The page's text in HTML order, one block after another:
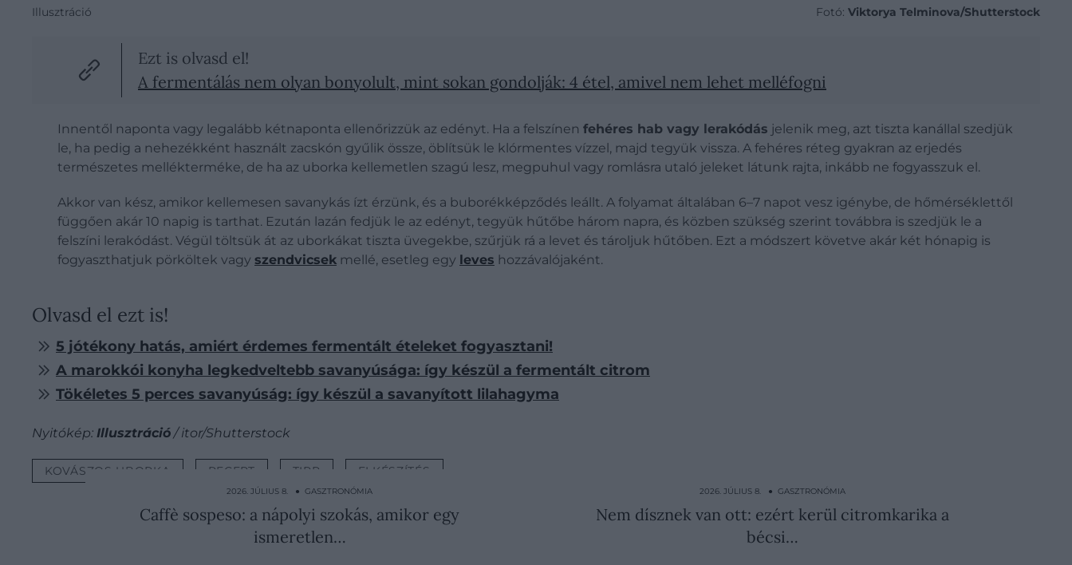
Illusztráció Fotó: Viktorya Telminova/Shutterstock
Ezt is olvasd el!
A fermentálás nem olyan bonyolult, mint sokan gondolják: 4 étel, amivel nem lehet melléfogni
Innentől naponta vagy legalább kétnaponta ellenőrizzük az edényt. Ha a felszínen fehéres hab vagy lerakódás jelenik meg, azt tiszta kanállal szedjük
le, ha pedig a nehezékként használt zacskón gyűlik össze, öblítsük le klórmentes vízzel, majd tegyük vissza. A fehéres réteg gyakran az erjedés
természetes mellékterméke, de ha az uborka kellemetlen szagú lesz, megpuhul vagy romlásra utaló jeleket látunk rajta, inkább ne fogyasszuk el.
Akkor van kész, amikor kellemesen savanykás ízt érzünk, és a buborékképződés leállt. A folyamat általában 6–7 napot vesz igénybe, de hőmérséklettől
függően akár 10 napig is tarthat. Ezután lazán fedjük le az edényt, tegyük hűtőbe három napra, és közben szükség szerint továbbra is szedjük le a
felszíni lerakódást. Végül töltsük át az uborkákat tiszta üvegekbe, szűrjük rá a levet és tároljuk hűtőben. Ezt a módszert követve akár két hónapig is
fogyaszthatjuk pörköltek vagy szendvicsek mellé, esetleg egy leves hozzávalójaként.
Olvasd el ezt is!
5 jótékony hatás, amiért érdemes fermentált ételeket fogyasztani!
A marokkói konyha legkedveltebb savanyúsága: így készül a fermentált citrom
Tökéletes 5 perces savanyúság: így készül a savanyított lilahagyma
Nyitókép: Illusztráció/ itor/Shutterstock
KOVÁSZOS UBORKA RECEPT TIPP ELKÉSZÍTÉS
2026. JÚLIUS 8. ● GASZTRONÓMIA
Caffè sospeso: a nápolyi szokás, amikor egy
ismeretlen…
2026. JÚLIUS 8. ● GASZTRONÓMIA
Nem dísznek van ott: ezért kerül citromkarika a
bécsi…